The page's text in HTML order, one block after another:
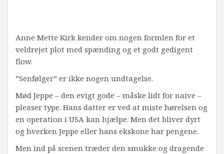
Anne Mette Kirk kender om nogen formlen for et
veldrejet plot med spænding og et godt gedigent
flow.
”Senfølger” er ikke nogen undtagelse.
Mød Jeppe – den evigt gode – måske lidt for naive –
pleaser type. Hans datter er ved at miste hørelsen og
en operation i USA kan hjælpe. Men det bliver dyrt
og hverken Jeppe eller hans ekskone har pengene.
Men ind på scenen træder den smukke og dragende